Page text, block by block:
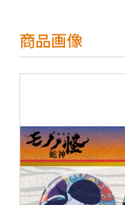
商品画像